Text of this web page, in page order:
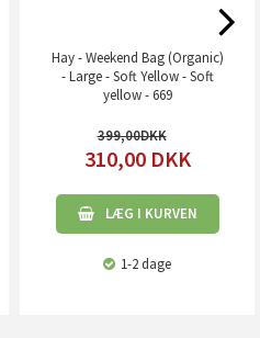
Hay - Weekend Bag (Organic)
- Large - Soft Yellow - Soft
yellow - 669
399,00
310,00 DKK
LÆG I KURVEN
1-2 dage